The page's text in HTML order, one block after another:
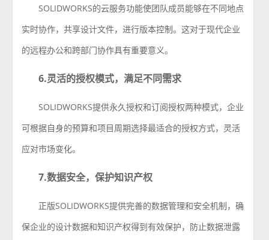
SOLIDWORKS的云服务功能使团队成员能够在不同地点
实时协作，共享设计文件，进行版本控制。这对于现代企业
的远程办公和跨部门协作具有重要意义。
6.灵活的授权模式，满足不同需求
SOLIDWORKS提供永久授权和订阅授权两种模式，企业
可根据自身的预算和项目周期选择最适合的授权方式，灵活
应对市场变化。
7.数据安全，保护知识产权
正版SOLIDWORKS提供完善的数据管理和安全机制，确
保企业的设计数据和知识产权得到有效保护，防止数据泄露